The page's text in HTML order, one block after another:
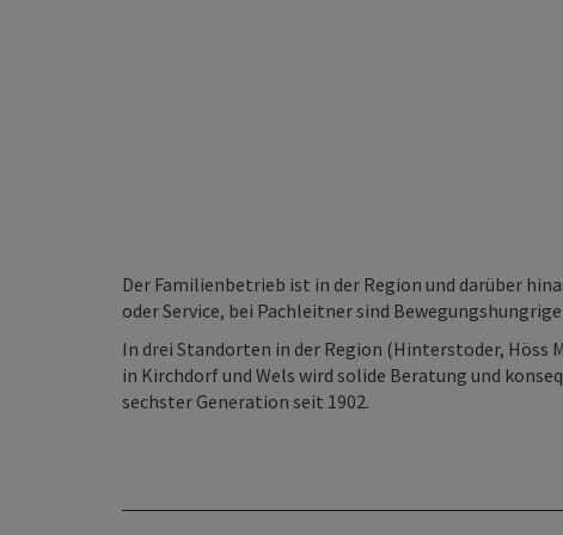
Der Familienbetrieb ist in der Region und darüber
oder Service, bei Pachleitner sind
In drei Standorten in der Region (Hinterstoder,
in Kirchdorf und Wels wird solide Beratung und
sechster Generation seit 1902.